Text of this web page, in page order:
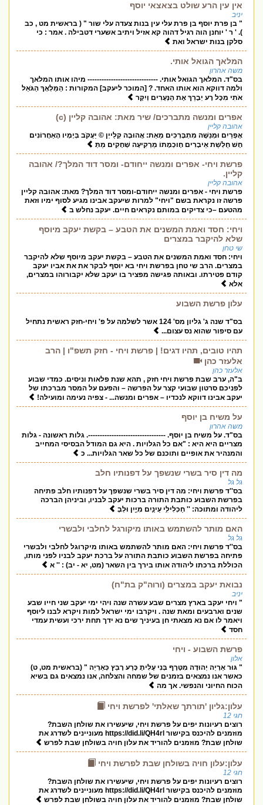
אין עין הרע שולט בצאצאי יוסף
יניב
" בן פרת יוסף בן פרת עלי עין בנות צעדה עלי שור " ( בראשית מט , כב
). ' ר ' יוחנן הוה רגיל דהוה קא אזיל ויתיב אשערי דטבילה . אמר : כי
סלקן בנות ישראל ואת
המלאך הגואל אותי.
משה אהרון
בס"ד. המלאך הגואל אותי. ------------------------------ מיהו אותו המלאך
ולמה דווקא הוא אותו האחד. ? [המוכר ליעקב] המקורות : הַמַּלְאָךְ הַגֹּאֵל
אֹתִי מִכָּל רָע יְבָרֵךְ אֶת הַנְּעָרִים וְיִקָּר
אפרים ומנשה מתברכים/ שיר מאת: אהובה קליין (c)
אהובה קליין
אֶפְרַיִם וּמְנַשֶּׁה מִתְבָּרְכִים מֵאֵת: אֲהוּבָה קְלַייְן © יַעֲקֹב בְּיָמָיו הָאַחֲרוֹנִים
חָשׁ חֻלְשַׁת אֵיבָרִים חָוכְמָתוֹ מַרְקִיעָה שְׁחָקִים מַתְּ
פרשת ויחי- אפרים ומנשה ייחודם- ומסר דוד המלך?/ אהובה
קליין.
אהובה קליין
פרשת ויחי - אפרים ומנשה ייחודם-ומסר דוד המלך? מאת: אהובה קליין
פרשה זו נקראת בשם "ויחי" למרות שיעקב אבינו מגיע לסוף ימיו וזאת
מהטעם –כי צדיקים במותם נקראים חיים. יעקב נחלש ב
ויחי: חסד ואמת המשנים את הטבע – בקשת יעקב מיוסף
שלא להיקבר במצרים
שי טחן
ויחי: חסד ואמת המשנים את הטבע – בקשת יעקב מיוסף שלא להיקבר
במצרים. הרב שי טחן בפרשת ויחי בא יוסף לבקר את את אביו יעקב
קודם פטירתו. ובאותה פגישה מפציר בו יעקב שלא יקבורוהו במצרים,
אלא
עלון פרשת השבוע
בס"ד שנה ג' גליון מס' 124 אשר לשלמה על פ' ויחי-חזק ראשית נתחיל
עם סיפור שהוא נס עצום...
תהיו טובים, תהיו דגים! | פרשת ויחי - חזק תשפ"ו | הרב
אלעזר כהן
אלעזר כהן
ב"ה, ערב שבת פרשת ויחי חזק , תהא שנת פלאות וניסים. כמדי שבוע
לפניכם סרטון שבועי קצר על הפרשה – והפעם על המסר מברכתו של
יעקב אבינו דווקא לנכדיו – אפרים ומנשה... - צפיה נעימה ומועילה!
על משיח בן יוסף
משה אהרון
בס"ד. על משיח בן יוסף. ---------------------------------. גלות ראשונה - גלות
מצריים היא היא : "אם כל הגלויות . היא גם המודל הבסיסי המחייב
והמנהיר את אופיים ותוכנם של כל שאר הגלויות... כ
מה דין סיר בשרי שנשפך על דפנותיו חלב
גל גל
בס''ד פרשת ויחי: מה דין סיר בשרי שנשפך על דפנותיו חלב פתיחה
בפרשת השבוע כותבת התורה ברכות יעקב לבניו, וביניהן הברכה
ליהודה ומתוכה: '' חַכְלִילִ֥י עֵינַ֖יִם מִיָּ֑יִן וּלְבֶ
האם מותר להשתמש באותו מיקורגל לחלבי ולבשרי
גל גל
בס''ד פרשת ויחי: האם מותר להשתמש באותו מיקרוגל לחלבי ולבשרי
פתיחה בפרשת השבוע כותבת התורה על ברכת יעקב לבניו לפני מותו,
הכוללת ברכתו ליהודה אותו בירך בין השאר (מט, יא - יב) : '' א
נבואת יעקב במצרים (ורוה"ק בת"ח)
יניב
" ויחי יעקב בארץ מצרים שבע עשרה שנה ויהי ימי יעקב שני חייו שבע
שנים וארבעים ומאת שנה . ויקרבו ימי ישראל למות ויקרא לבנו ליוסף
ויאמר לו אם נא מצאתי חן בעיניך שים נא ידך תחת ירכי ועשית עמדי
חסד
פרשת השבוע - ויחי
אלון
" גּוּר אַרְיֵה יְהוּדָה מִטֶּרֶף בְּנִי עָלִיתָ כָּרַע רָבַץ כְּאַרְיֵה " (בראשית מט, ט)
כאשר אנו נמצאים בזמנים של שמחה והצלחה, אנו נמצאים גם בשיא
הכוח החיוני והנפשי. אך מה
עלון:גליון 'תורתך שאלתי' לפרשת ויחי
חגי 12
רוצים רעיונות יפים על פרשת ויחי, שיעשירו את שולחן השבת?
מוזמנים להיכנס בקישור https://did.li/QH4rl מעוניינים לשדרג את
שולחן שבת? מוזמנים להוריד את עלון חויה בשולחן שבת לפרש
עלון:עלון חויה בשולחן שבת לפרשת ויחי
חגי 12
רוצים רעיונות יפים על פרשת ויחי, שיעשירו את שולחן השבת?
מוזמנים להיכנס בקישור https://did.li/QH4rl מעוניינים לשדרג את
שולחן שבת? מוזמנים להוריד את עלון חויה בשולחן שבת לפרש